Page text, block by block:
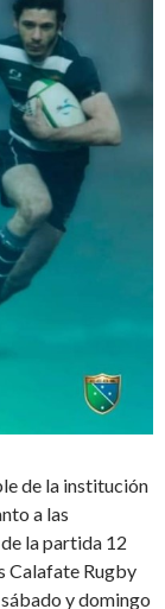
de la institución
a las
la partida 12
Calafate Rugby
y domingo